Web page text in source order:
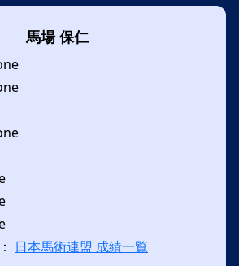
馬場 保仁
日本馬術連盟 成績一覧